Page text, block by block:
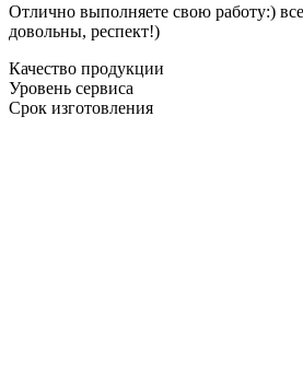
Отлично выполняете свою работу:)
довольны, респект!)
Качество продукции
Уровень сервиса
Срок изготовления